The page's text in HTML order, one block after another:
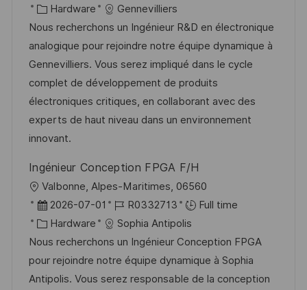
c
a
t
i
o
n
o
s
t
e
d
D
a
t
o
b
I
d
C
a
t
e
g
o
r
y
Hardware
Gennevilliers
Nous recherchons un Ingénieur R&D en électronique
analogique pour rejoindre notre équipe dynamique à
Gennevilliers. Vous serez impliqué dans le cycle
complet de développement de produits
électroniques critiques, en collaborant avec des
experts de haut niveau dans un environnement
innovant.
Ingénieur Conception FPGA F/H
L
o
c
a
t
i
Valbonne, Alpes-Maritimes, 06560
P
o
s
t
e
2026-07-01
J
o
b
I
d
R0332713
Full time
C
a
t
e
Hardware
Sophia Antipolis
Nous recherchons un Ingénieur Conception FPGA
pour rejoindre notre équipe dynamique à Sophia
Antipolis. Vous serez responsable de la conception